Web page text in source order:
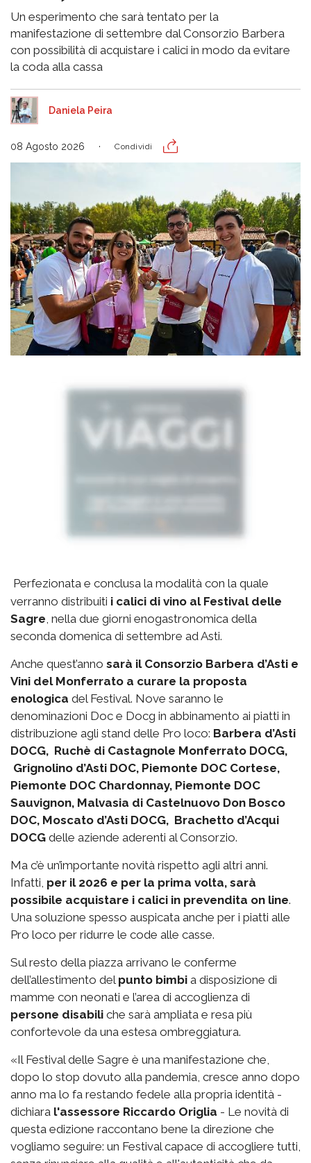
Un esperimento che sarà tentato per la
manifestazione di settembre dal Consorzio Barbera
con possibilità di acquistare i calici in modo da evitare
la coda alla cassa
Daniela Peira
08 Agosto 2026 Condividi
Perfezionata e conclusa la modalità con la quale
verranno distribuiti i calici di vino al Festival delle
Sagre , nella due giorni enogastronomica della
seconda domenica di settembre ad Asti.
Anche quest’anno sarà il Consorzio Barbera d’Asti e
Vini del Monferrato a curare la proposta
enologica del Festival. Nove saranno le
denominazioni Doc e Docg in abbinamento ai piatti in
distribuzione agli stand delle Pro loco: Barbera d’Asti
DOCG, Ruchè di Castagnole Monferrato DOCG,
Grignolino d’Asti DOC, Piemonte DOC Cortese,
Piemonte DOC Chardonnay, Piemonte DOC
Sauvignon, Malvasia di Castelnuovo Don Bosco
DOC, Moscato d’Asti DOCG, Brachetto d’Acqui
DOCG delle aziende aderenti al Consorzio.
Ma c’è un’importante novità rispetto agli altri anni.
Infatti, per il 2026 e per la prima volta, sarà
possibile acquistare i calici in prevendita on line.
Una soluzione spesso auspicata anche per i piatti alle
Pro loco per ridurre le code alle casse.
Sul resto della piazza arrivano le conferme
dell’allestimento del punto bimbi a disposizione di
mamme con neonati e l’area di accoglienza di
persone disabili che sarà ampliata e resa più
confortevole da una estesa ombreggiatura.
«Il Festival delle Sagre è una manifestazione che,
dopo lo stop dovuto alla pandemia, cresce anno dopo
anno ma lo fa restando fedele alla propria identità -
dichiara l'assessore Riccardo Origlia - Le novità di
questa edizione raccontano bene la direzione che
vogliamo seguire: un Festival capace di accogliere tutti,